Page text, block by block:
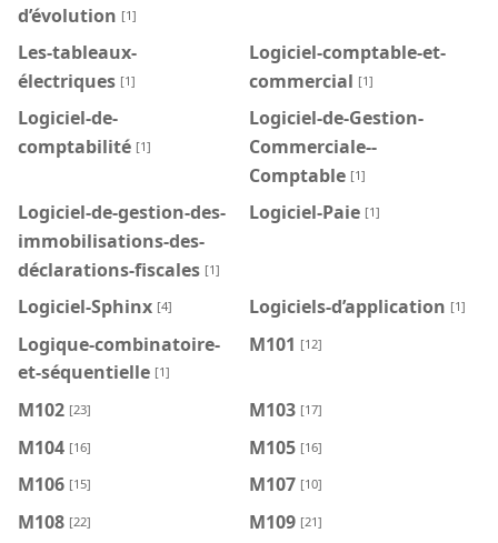
d’évolution [1]
Les-tableaux-
électriques [1]
Logiciel-comptable-et-
commercial [1]
Logiciel-de-
comptabilité [1]
Logiciel-de-Gestion-
Commerciale--
Comptable [1]
Logiciel-de-gestion-des-
immobilisations-des-
déclarations-fiscales [1]
Logiciel-Paie [1]
Logiciel-Sphinx [4] Logiciels-d’application [1]
Logique-combinatoire-
et-séquentielle [1]
M101 [12]
M102 [23] M103 [17]
M104 [16] M105 [16]
M106 [15] M107 [10]
M108 [22] M109 [21]